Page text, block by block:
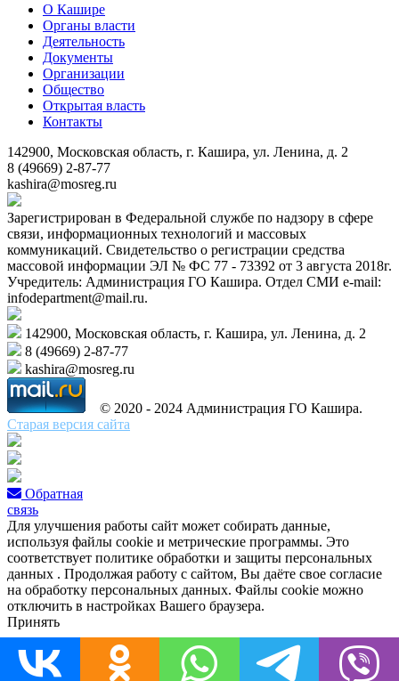
О Кашире
Органы власти
Деятельность
Документы
Организации
Общество
Открытая власть
Контакты
142900, Московская область, г. Кашира, ул. Ленина, д. 2
8 (49669) 2-87-77
kashira@mosreg.ru
Зарегистрирован в Федеральной службе по надзору в сфере
связи, информационных технологий и массовых
коммуникаций. Свидетельство о регистрации средства
массовой информации ЭЛ № ФС 77 - 73392 от 3 августа 2018г.
Учредитель: Администрация ГО Кашира. Отдел СМИ e-mail:
infodepartment@mail.ru.
142900, Московская область, г. Кашира, ул. Ленина, д. 2
8 (49669) 2-87-77
kashira@mosreg.ru
© 2020 - 2024 Администрация ГО Кашира.
Старая версия сайта
Обратная
связь
Для улучшения работы сайт может собирать данные,
используя файлы cookie и метрические программы. Это
соответствует политике обработки и защиты персональных
данных . Продолжая работу с сайтом, Вы даёте свое согласие
на обработку персональных данных. Файлы cookie можно
отключить в настройках Вашего браузера.
Принять